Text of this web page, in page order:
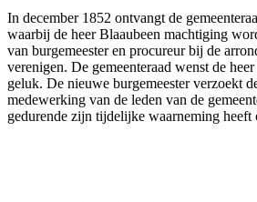
In december 1852 ontvangt de
waarbij de heer Blaaubeen machtiging
van burgemeester en procureur bij de
verenigen. De gemeenteraad wenst de
geluk. De nieuwe burgemeester verzoekt
medewerking van de leden van de
gedurende zijn tijdelijke waarneming heeft